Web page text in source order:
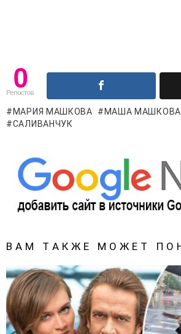
0
Репостов
МАРИЯ МАШКОВА МАША МАШКОВА
САЛИВАНЧУК
ВАМ ТАКЖЕ МОЖЕТ